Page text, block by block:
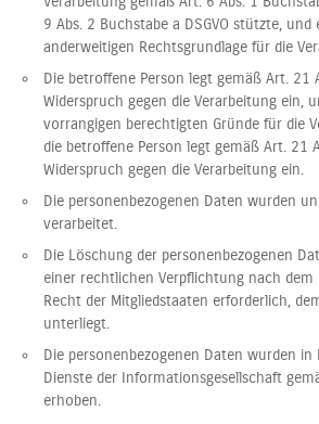
9 Abs. 2 Buchstabe a DSGVO stützte,
anderweitigen Rechtsgrundlage für die
Die betroffene Person legt gemäß Art. 21
Widerspruch gegen die Verarbeitung ein,
vorrangigen berechtigten Gründe für die
die betroffene Person legt gemäß Art. 21
Widerspruch gegen die Verarbeitung ein.
Die personenbezogenen Daten wurden
verarbeitet.
Die Löschung der personenbezogenen
einer rechtlichen Verpflichtung nach
Recht der Mitgliedstaaten erforderlich,
unterliegt.
Die personenbezogenen Daten wurden in
Dienste der Informationsgesellschaft
erhoben.